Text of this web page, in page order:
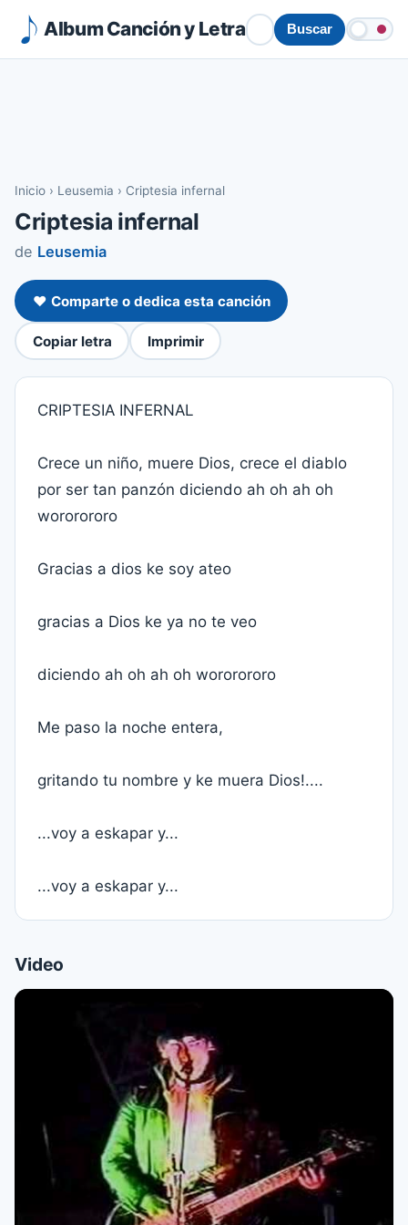
Album Canción y Letra Buscar
Inicio › Leusemia › Criptesia infernal
Criptesia infernal
de Leusemia
❤️ Comparte o dedica esta canción
Copiar letra Imprimir
CRIPTESIA INFERNAL
Crece un niño, muere Dios, crece el diablo
por ser tan panzón diciendo ah oh ah oh
wororororo
Gracias a dios ke soy ateo
gracias a Dios ke ya no te veo
diciendo ah oh ah oh wororororo
Me paso la noche entera,
gritando tu nombre y ke muera Dios!....
...voy a eskapar y...
...voy a eskapar y...
Video